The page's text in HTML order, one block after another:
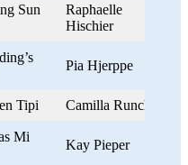
Sun
Raphaelle
Hischier
Pia Hjerppe
Tipi Camilla Runchel
Mi
Kay Pieper